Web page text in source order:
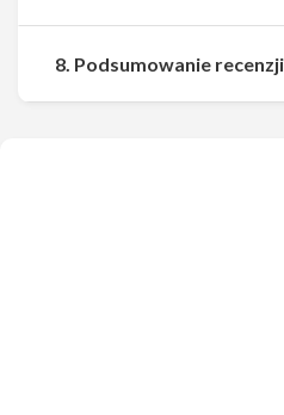
Udostępnij
8. Podsumowanie